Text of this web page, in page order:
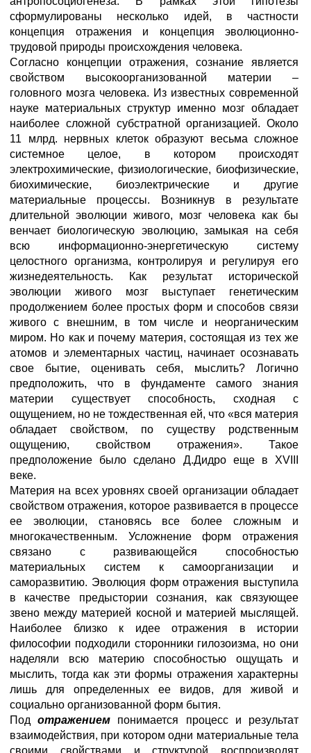
сформулированы несколько идей, в частности
концепция отражения и концепция эволюционно-
трудовой природы происхождения человека.
Согласно концепции отражения, сознание является
свойством высокоорганизованной материи –
головного мозга человека. Из известных современной
науке материальных структур именно мозг обладает
наиболее сложной субстратной организацией. Около
11 млрд. нервных клеток образуют весьма сложное
системное целое, в котором происходят
электрохимические, физиологические, биофизические,
биохимические, биоэлектрические и другие
материальные процессы. Возникнув в результате
длительной эволюции живого, мозг человека как бы
венчает биологическую эволюцию, замыкая на себя
всю информационно-энергетическую систему
целостного организма, контролируя и регулируя его
жизнедеятельность. Как результат исторической
эволюции живого мозг выступает генетическим
продолжением более простых форм и способов связи
живого с внешним, в том числе и неорганическим
миром. Но как и почему материя, состоящая из тех же
атомов и элементарных частиц, начинает осознавать
свое бытие, оценивать себя, мыслить? Логично
предположить, что в фундаменте самого знания
материи существует способность, сходная с
ощущением, но не тождественная ей, что «вся материя
обладает свойством, по существу родственным
ощущению, свойством отражения». Такое
предположение было сделано Д.Дидро еще в XVIII
веке.
Материя на всех уровнях своей организации обладает
свойством отражения, которое развивается в процессе
ее эволюции, становясь все более сложным и
многокачественным. Усложнение форм отражения
связано с развивающейся способностью
материальных систем к самоорганизации и
саморазвитию. Эволюция форм отражения выступила
в качестве предыстории сознания, как связующее
звено между материей косной и материей мыслящей.
Наиболее близко к идее отражения в истории
философии подходили сторонники гилозоизма, но они
наделяли всю материю способностью ощущать и
мыслить, тогда как эти формы отражения характерны
лишь для определенных ее видов, для живой и
социально организованной форм бытия.
Подотражением понимается процесс и результат
взаимодействия, при котором одни материальные тела
своими свойствами и структурой воспроизводят